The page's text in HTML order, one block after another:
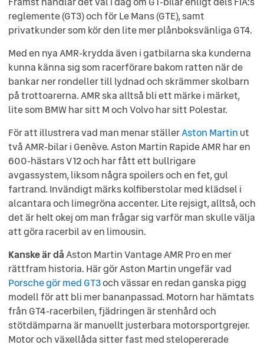
reglemente (GT3) och för Le Mans (GTE), samt
privatkunder som kör den lite mer plånboksvänliga GT4.
Med en nya AMR-krydda även i gatbilarna ska kunderna
kunna känna sig som racerförare bakom ratten när de
bankar ner rondeller till lydnad och skrämmer skolbarn
på trottoarerna. AMR ska alltså bli ett märke i märket,
lite som BMW har sitt M och Volvo har sitt Polestar.
För att illustrera vad man menar ställerAston Martin ut
två AMR-bilar i Genève. Aston Martin Rapide AMR har en
600-hästars V12 och har fått ett bullrigare
avgassystem, liksom några spoilers och en fet, gul
fartrand. Invändigt märks kolfiberstolar med klädsel i
alcantara och limegröna accenter. Lite rejsigt, alltså, och
det är helt okej om man frågar sig varför man skulle välja
att göra racerbil av en limousin.
Kanske är dåAston Martin Vantage AMR Pro en mer
rättfram historia. Här gör Aston Martin ungefär vad
Porsche gör med GT3och vässar en redan ganska pigg
modell för att bli mer bananpassad. Motorn har hämtats
från GT4-racerbilen, fjädringen är stenhård och
stötdämparna är manuellt justerbara motorsportgrejer.
Motor och växellåda sitter fast med stelopererade